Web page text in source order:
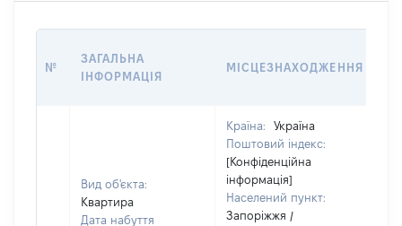
№
ЗАГАЛЬНА
ІНФОРМАЦІЯ
МІСЦЕЗНАХОДЖЕННЯ
Вид об'єкта:
Квартира
Дата набуття
Країна:
Україна
Поштовий індекс:
[Конфіденційна
інформація]
Населений пункт:
Запоріжжя /